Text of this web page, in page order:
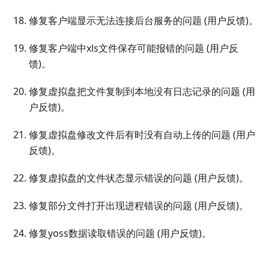
修复客户端显示无法连接后台服务的问题 (用户反馈)。
修复客户端中xls文件保存可能报错的问题 (用户反
馈)。
修复虚拟盘把文件复制到本地没有日志记录的问题 (用
户反馈)。
修复虚拟盘修改文件后有时没有自动上传的问题 (用户
反馈)。
修复虚拟盘的文件状态显示错误的问题 (用户反馈)。
修复部分文件打开出现进程错误的问题 (用户反馈)。
修复yoss数据读取错误的问题 (用户反馈)。